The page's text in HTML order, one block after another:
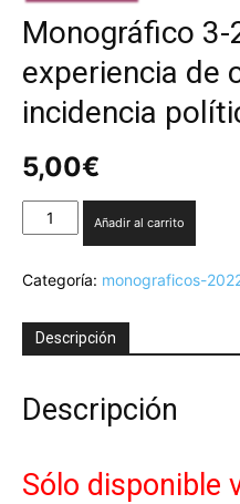
Monográfico 3-
experiencia de
incidencia
5,00€
Monográfico
3-
ONG's:
experiencia
en
incidencia
Añadir al carrito
Categoría: monograficos-
Descripción
Descripción
Sólo disponible